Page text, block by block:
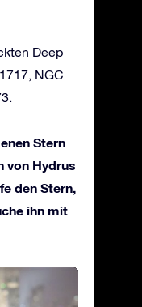
Deep
NGC
Stern
von Hydrus
den Stern,
ihn mit